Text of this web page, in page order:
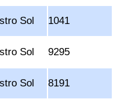
Sol 1041
Sol 9295
Sol 8191